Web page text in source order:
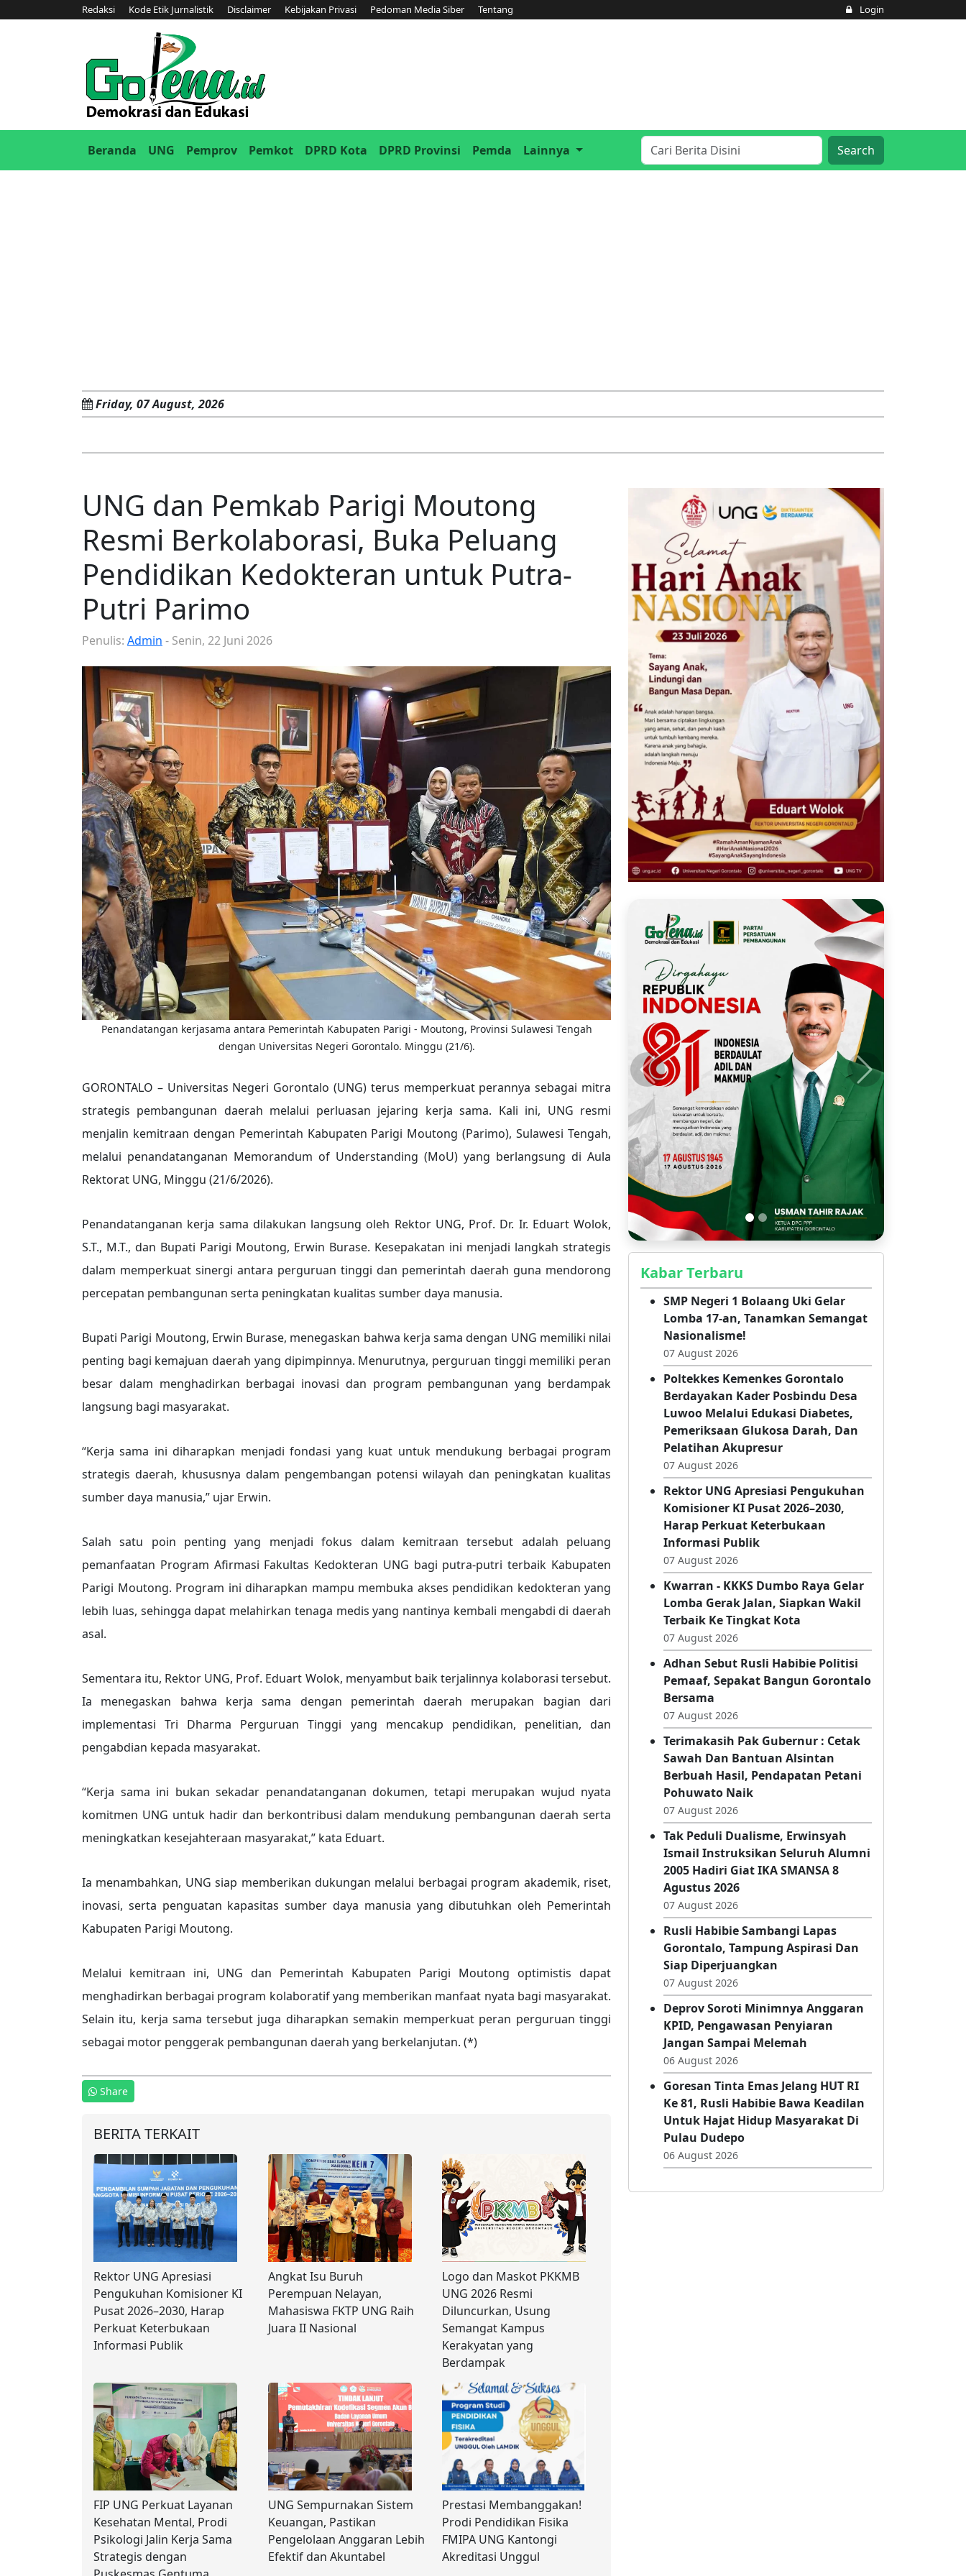
Redaksi Kode Etik Jurnalistik Disclaimer Kebijakan Privasi Pedoman Media Siber Tentang Login
Beranda (current)
UNG Pemprov Pemkot DPRD Kota DPRD Provinsi Pemda Lainnya Search
Friday, 07 August, 2026
UNG dan Pemkab Parigi Moutong
Resmi Berkolaborasi, Buka Peluang
Pendidikan Kedokteran untuk Putra-
Putri Parimo
Penulis: Admin - Senin, 22 Juni 2026
Penandatangan kerjasama antara Pemerintah Kabupaten Parigi - Moutong, Provinsi Sulawesi Tengah
dengan Universitas Negeri Gorontalo. Minggu (21/6).
GORONTALO – Universitas Negeri Gorontalo (UNG) terus memperkuat perannya sebagai mitra
strategis pembangunan daerah melalui perluasan jejaring kerja sama. Kali ini, UNG resmi
menjalin kemitraan dengan Pemerintah Kabupaten Parigi Moutong (Parimo), Sulawesi Tengah,
melalui penandatanganan Memorandum of Understanding (MoU) yang berlangsung di Aula
Rektorat UNG, Minggu (21/6/2026).
Penandatanganan kerja sama dilakukan langsung oleh Rektor UNG, Prof. Dr. Ir. Eduart Wolok,
S.T., M.T., dan Bupati Parigi Moutong, Erwin Burase. Kesepakatan ini menjadi langkah strategis
dalam memperkuat sinergi antara perguruan tinggi dan pemerintah daerah guna mendorong
percepatan pembangunan serta peningkatan kualitas sumber daya manusia.
Bupati Parigi Moutong, Erwin Burase, menegaskan bahwa kerja sama dengan UNG memiliki nilai
penting bagi kemajuan daerah yang dipimpinnya. Menurutnya, perguruan tinggi memiliki peran
besar dalam menghadirkan berbagai inovasi dan program pembangunan yang berdampak
langsung bagi masyarakat.
“Kerja sama ini diharapkan menjadi fondasi yang kuat untuk mendukung berbagai program
strategis daerah, khususnya dalam pengembangan potensi wilayah dan peningkatan kualitas
sumber daya manusia,” ujar Erwin.
Salah satu poin penting yang menjadi fokus dalam kemitraan tersebut adalah peluang
pemanfaatan Program Afirmasi Fakultas Kedokteran UNG bagi putra-putri terbaik Kabupaten
Parigi Moutong. Program ini diharapkan mampu membuka akses pendidikan kedokteran yang
lebih luas, sehingga dapat melahirkan tenaga medis yang nantinya kembali mengabdi di daerah
asal.
Sementara itu, Rektor UNG, Prof. Eduart Wolok, menyambut baik terjalinnya kolaborasi tersebut.
Ia menegaskan bahwa kerja sama dengan pemerintah daerah merupakan bagian dari
implementasi Tri Dharma Perguruan Tinggi yang mencakup pendidikan, penelitian, dan
pengabdian kepada masyarakat.
“Kerja sama ini bukan sekadar penandatanganan dokumen, tetapi merupakan wujud nyata
komitmen UNG untuk hadir dan berkontribusi dalam mendukung pembangunan daerah serta
meningkatkan kesejahteraan masyarakat,” kata Eduart.
Ia menambahkan, UNG siap memberikan dukungan melalui berbagai program akademik, riset,
inovasi, serta penguatan kapasitas sumber daya manusia yang dibutuhkan oleh Pemerintah
Kabupaten Parigi Moutong.
Melalui kemitraan ini, UNG dan Pemerintah Kabupaten Parigi Moutong optimistis dapat
menghadirkan berbagai program kolaboratif yang memberikan manfaat nyata bagi masyarakat.
Selain itu, kerja sama tersebut juga diharapkan semakin memperkuat peran perguruan tinggi
sebagai motor penggerak pembangunan daerah yang berkelanjutan. (*)
Share
BERITA TERKAIT
Rektor UNG Apresiasi
Pengukuhan Komisioner KI
Pusat 2026–2030, Harap
Perkuat Keterbukaan
Informasi Publik
Angkat Isu Buruh
Perempuan Nelayan,
Mahasiswa FKTP UNG Raih
Juara II Nasional
Logo dan Maskot PKKMB
UNG 2026 Resmi
Diluncurkan, Usung
Semangat Kampus
Kerakyatan yang
Berdampak
FIP UNG Perkuat Layanan
Kesehatan Mental, Prodi
Psikologi Jalin Kerja Sama
Strategis dengan
UNG Sempurnakan Sistem
Keuangan, Pastikan
Pengelolaan Anggaran Lebih
Efektif dan Akuntabel
Prestasi Membanggakan!
Prodi Pendidikan Fisika
FMIPA UNG Kantongi
Akreditasi Unggul
Kabar Terbaru
SMP Negeri 1 Bolaang Uki Gelar
Lomba 17-an, Tanamkan Semangat
Nasionalisme!
07 August 2026
Poltekkes Kemenkes Gorontalo
Berdayakan Kader Posbindu Desa
Luwoo Melalui Edukasi Diabetes,
Pemeriksaan Glukosa Darah, Dan
Pelatihan Akupresur
07 August 2026
Rektor UNG Apresiasi Pengukuhan
Komisioner KI Pusat 2026–2030,
Harap Perkuat Keterbukaan
Informasi Publik
07 August 2026
Kwarran - KKKS Dumbo Raya Gelar
Lomba Gerak Jalan, Siapkan Wakil
Terbaik Ke Tingkat Kota
07 August 2026
Adhan Sebut Rusli Habibie Politisi
Pemaaf, Sepakat Bangun Gorontalo
Bersama
07 August 2026
Terimakasih Pak Gubernur : Cetak
Sawah Dan Bantuan Alsintan
Berbuah Hasil, Pendapatan Petani
Pohuwato Naik
07 August 2026
Tak Peduli Dualisme, Erwinsyah
Ismail Instruksikan Seluruh Alumni
2005 Hadiri Giat IKA SMANSA 8
Agustus 2026
07 August 2026
Rusli Habibie Sambangi Lapas
Gorontalo, Tampung Aspirasi Dan
Siap Diperjuangkan
07 August 2026
Deprov Soroti Minimnya Anggaran
KPID, Pengawasan Penyiaran
Jangan Sampai Melemah
06 August 2026
Goresan Tinta Emas Jelang HUT RI
Ke 81, Rusli Habibie Bawa Keadilan
Untuk Hajat Hidup Masyarakat Di